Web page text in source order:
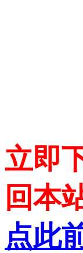
立即
回本
点此